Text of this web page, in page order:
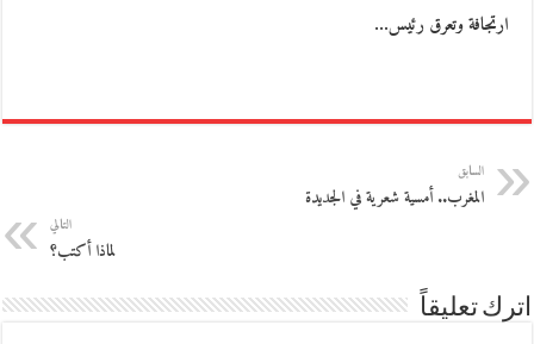
ارتجافة وتعرق رئيس…
السابق
المغرب.. أمسية شعرية في الجديدة
التالي
لماذا أكتب؟
اترك تعليقاً